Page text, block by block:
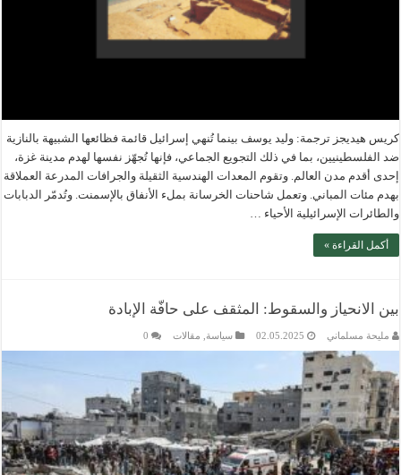
كريس هيديجز ترجمة: وليد يوسف بينما تُنهي إسرائيل قائمة فظائعها الشبيهة بالنازية
ضد الفلسطينيين، بما في ذلك التجويع الجماعي، فإنها تُجهّز نفسها لهدم مدينة غزة،
إحدى أقدم مدن العالم. وتقوم المعدات الهندسية الثقيلة والجرافات المدرعة العملاقة
بهدم مئات المباني. وتعمل شاحنات الخرسانة بملء الأنفاق بالإسمنت. وتُدمّر الدبابات
والطائرات الإسرائيلية الأحياء …
أكمل القراءة »
بين الانحياز والسقوط: المثقف على حافّة الإبادة
مليحة مسلماني 02.05.2025 سياسة مقالات 0